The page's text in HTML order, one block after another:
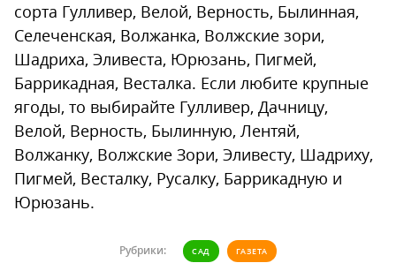
сорта Гулливер, Велой, Верность, Былинная,
Селеченская, Волжанка, Волжские зори,
Шадриха, Эливеста, Юрюзань, Пигмей,
Баррикадная, Весталка. Если любите крупные
ягоды, то выбирайте Гулливер, Дачницу,
Велой, Верность, Былинную, Лентяй,
Волжанку, Волжские Зори, Эливесту, Шадриху,
Пигмей, Весталку, Русалку, Баррикадную и
Юрюзань.
Рубрики: САД ГАЗЕТА